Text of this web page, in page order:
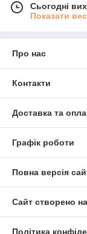
Сьогодні
Показати
Про нас
Контакти
Доставка та
Графік роботи
Повна версія
Сайт створено
Політика